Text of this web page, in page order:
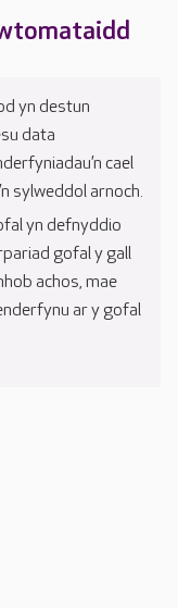
yn destun
data
cael
sylweddol arnoch.
yn defnyddio
gofal y gall
achos, mae
ar y gofal